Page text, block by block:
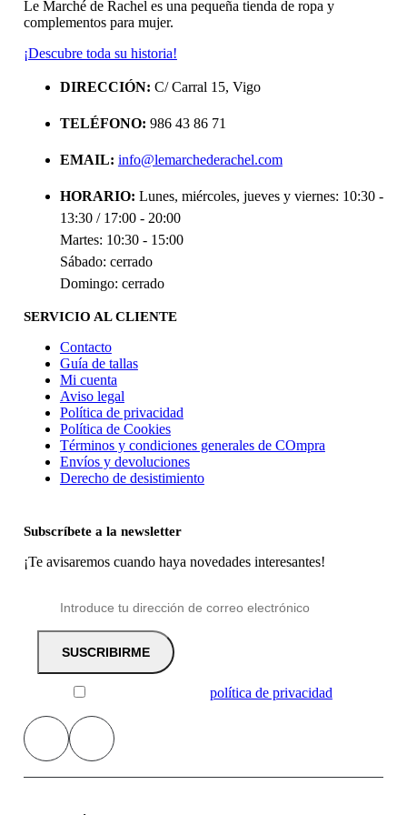
Le Marché de Rachel es una pequeña tienda de ropa y
complementos para mujer.
¡Descubre toda su historia!
DIRECCIÓN: C/ Carral 15, Vigo
TELÉFONO: 986 43 86 71
EMAIL: info@lemarchederachel.com
HORARIO: Lunes, miércoles, jueves y viernes: 10:30 -
13:30 / 17:00 - 20:00
Martes: 10:30 - 15:00
Sábado: cerrado
Domingo: cerrado
SERVICIO AL CLIENTE
Contacto
Guía de tallas
Mi cuenta
Aviso legal
Política de privacidad
Política de Cookies
Términos y condiciones generales de COmpra
Envíos y devoluciones
Derecho de desistimiento
Subscríbete a la newsletter
¡Te avisaremos cuando haya novedades interesantes!
política de privacidad